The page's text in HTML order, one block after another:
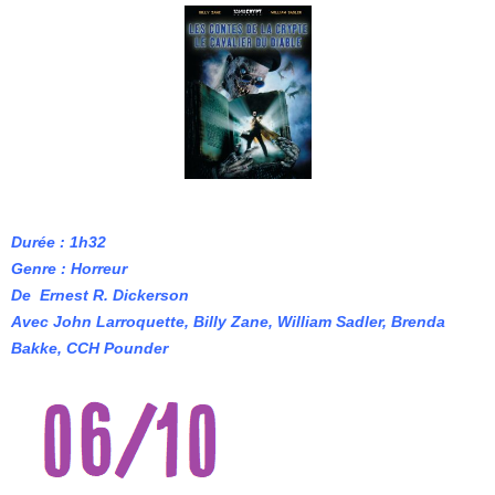
Durée : 1h32
Genre : Horreur
De Ernest R. Dickerson
Avec John Larroquette, Billy Zane, William Sadler, Brenda
Bakke, CCH Pounder